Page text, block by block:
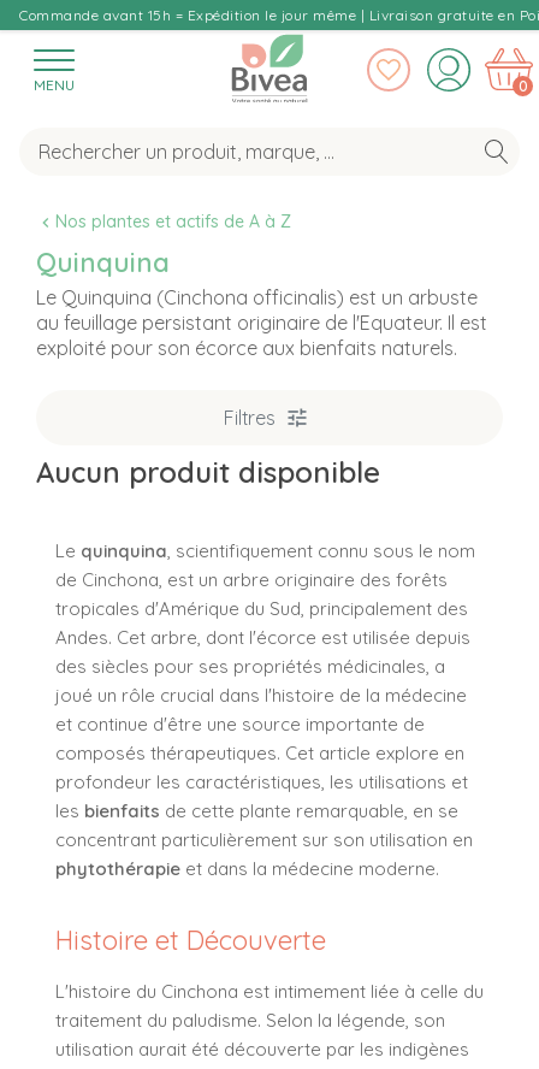
Commande avant 15h = Expédition le jour même | Livraison gratuite en
MENU 0
Nos plantes et actifs de A à Z
Quinquina
Le Quinquina (Cinchona officinalis) est un arbuste
au feuillage persistant originaire de l'Equateur. Il est
exploité pour son écorce aux bienfaits naturels.
Filtres
Aucun produit disponible
Le quinquina, scientifiquement connu sous le nom
de Cinchona, est un arbre originaire des forêts
tropicales d'Amérique du Sud, principalement des
Andes. Cet arbre, dont l'écorce est utilisée depuis
des siècles pour ses propriétés médicinales, a
joué un rôle crucial dans l'histoire de la médecine
et continue d'être une source importante de
composés thérapeutiques. Cet article explore en
profondeur les caractéristiques, les utilisations et
les bienfaits de cette plante remarquable, en se
concentrant particulièrement sur son utilisation en
phytothérapie et dans la médecine moderne.
Histoire et Découverte
L'histoire du Cinchona est intimement liée à celle du
traitement du paludisme. Selon la légende, son
utilisation aurait été découverte par les indigènes